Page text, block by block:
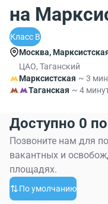
на
Класс B
Москва,
ЦАО, Таганский
Марксистская ~ 3
Таганская ~ 4
Доступно 0
Позвоните нам для
вакантных и
площадях.
По умолчанию